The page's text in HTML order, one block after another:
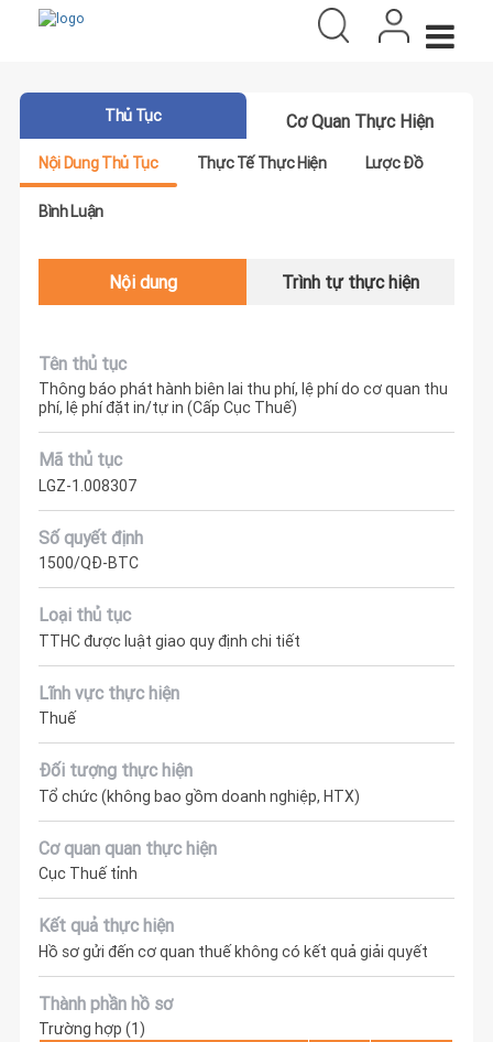
Thủ Tục Cơ Quan Thực Hiện
Nội Dung Thủ Tục Thực Tế Thực Hiện Lược Đồ
Bình Luận
Nội dung Trình tự thực hiện
Tên thủ tục
Thông báo phát hành biên lai thu phí, lệ phí do cơ quan thu
phí, lệ phí đặt in/tự in (Cấp Cục Thuế)
Mã thủ tục
LGZ-1.008307
Số quyết định
1500/QĐ-BTC
Loại thủ tục
TTHC được luật giao quy định chi tiết
Lĩnh vực thực hiện
Thuế
Đối tượng thực hiện
Tổ chức (không bao gồm doanh nghiệp, HTX)
Cơ quan quan thực hiện
Cục Thuế tỉnh
Kết quả thực hiện
Hồ sơ gửi đến cơ quan thuế không có kết quả giải quyết
Thành phần hồ sơ
Trường hợp (1)